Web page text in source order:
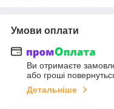
Умови оплати
Ви отримаєте
або гроші
Детальніше